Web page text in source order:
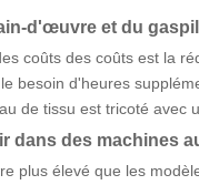
d'œuvre et du
coûts des coûts est la
besoin d'heures
de tissu est tricoté avec
dans des machines
plus élevé que les